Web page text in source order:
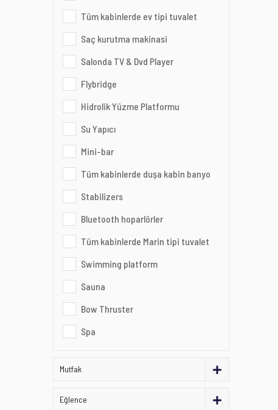
Tüm kabinlerde ev tipi tuvalet
Saç kurutma makinasi
Salonda TV & Dvd Player
Flybridge
Hidrolik Yüzme Platformu
Su Yapıcı
Mini-bar
Tüm kabinlerde duşa kabin banyo
Stabilizers
Bluetooth hoparlörler
Tüm kabinlerde Marin tipi tuvalet
Swimming platform
Sauna
Bow Thruster
Spa
Mutfak
Eğlence